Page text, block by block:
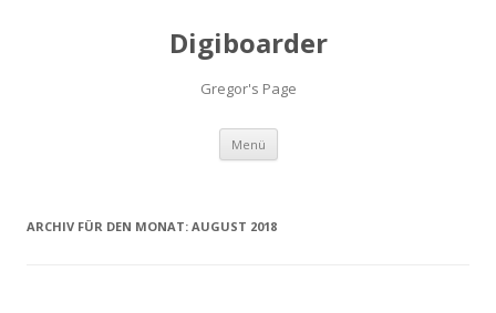
Digiboarder
Gregor's Page
Menü Zum
springen
ARCHIV FÜR DEN MONAT: AUGUST 2018